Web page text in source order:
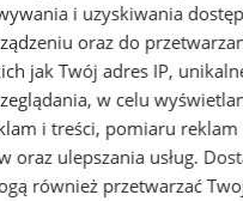
i uzyskiwania
oraz do
jak Twój adres IP,
w celu
i treści, pomiaru reklam
oraz ulepszania usług.
również przetwarzać